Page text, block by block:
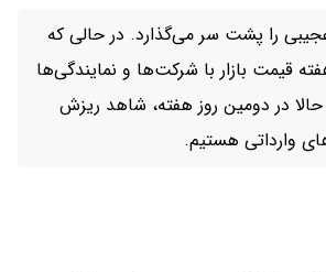
عجیبی را پشت سر می‌گذارد. در حالی که
قیمت بازار با شرکت‌ها و نمایندگی‌ها
در دومین روز هفته، شاهد ریزش
وارداتی هستیم.